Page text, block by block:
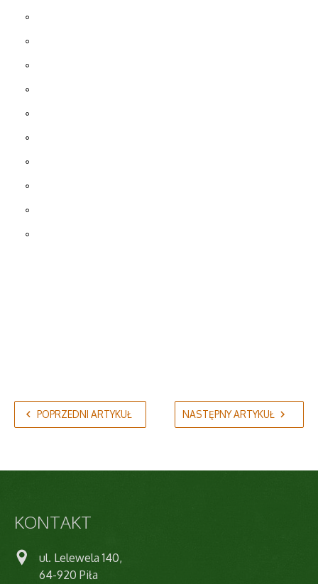
POPRZEDNI ARTYKUŁ NASTĘPNY ARTYKUŁ
KONTAKT
ul. Lelewela 140,
64-920 Piła